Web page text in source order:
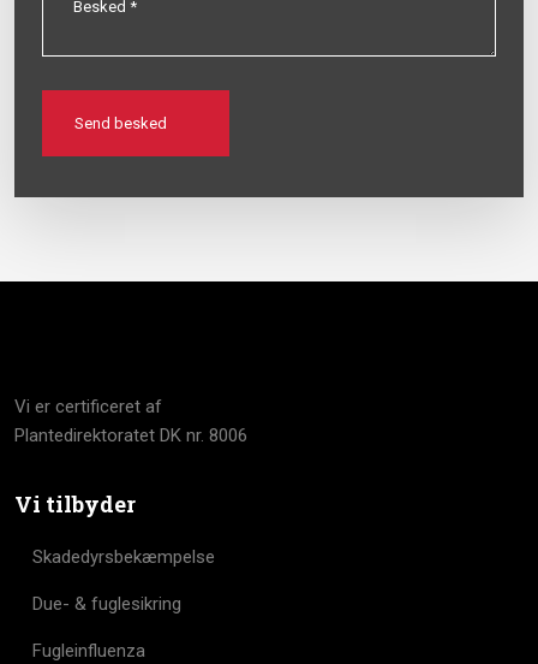
Vi er certificeret af
​Plantedirektoratet DK nr. 8006
Vi tilbyder
Skadedyrsbekæmpelse
Due- & fuglesikring
Fugleinfluenza